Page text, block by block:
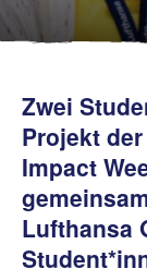
Zwei
Projekt
Impact
Lufthansa